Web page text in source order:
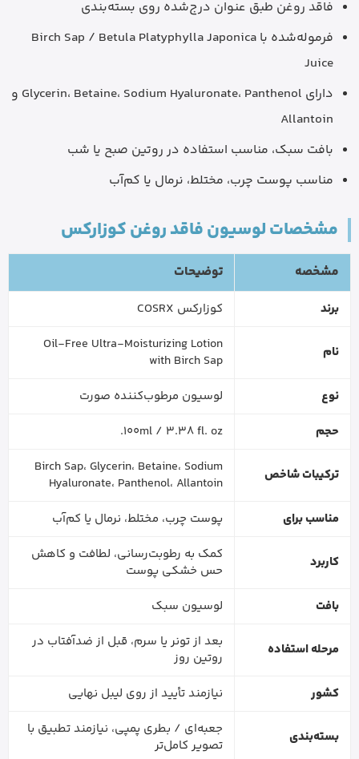
فاقد روغن طبق عنوان درج‌شده روی بسته‌بندی
فرموله‌شده با Birch Sap / Betula Platyphylla Japonica
Juice
دارای Glycerin، Betaine، Sodium Hyaluronate، Panthenol و
Allantoin
بافت سبک، مناسب استفاده در روتین صبح یا شب
مناسب پوست چرب، مختلط، نرمال یا کم‌آب
مشخصات لوسیون فاقد روغن کوزارکس
مشخصه توضیحات
برند کوزارکس COSRX
نام
Oil-Free Ultra-Moisturizing Lotion
with Birch Sap
نوع
لوسیون مرطوب‌کننده صورت
حجم
100ml / 3.38 fl. oz.
ترکیبات شاخص
Birch Sap، Glycerin، Betaine، Sodium
Hyaluronate، Panthenol، Allantoin
مناسب برای
پوست چرب، مختلط، نرمال یا کم‌آب
کاربرد
کمک به رطوبت‌رسانی، لطافت و کاهش
حس خشکی پوست
بافت
لوسیون سبک
مرحله استفاده
بعد از تونر یا سرم، قبل از ضدآفتاب در
روتین روز
کشور
نیازمند تأیید از روی لیبل نهایی
بسته‌بندی
جعبه‌ای / بطری پمپی، نیازمند تطبیق با
تصویر کامل‌تر